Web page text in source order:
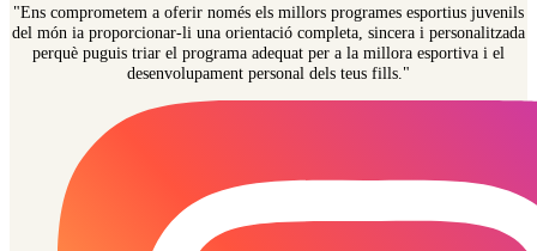
"Ens comprometem a oferir només els millors programes esportius juvenils
del món ia proporcionar-li una orientació completa, sincera i personalitzada
perquè puguis triar el programa adequat per a la millora esportiva i el
desenvolupament personal dels teus fills."